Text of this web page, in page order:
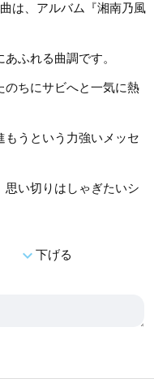
は、アルバム『湘南乃風
ふれる曲調です。
のちにサビへと一気に熱
もうという力強いメッセ
思い切りはしゃぎたいシ
expand_more下げる